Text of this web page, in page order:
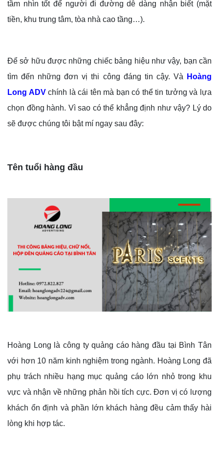
tầm nhìn tốt để người đi đường dễ dàng nhận biết (mặt
tiền, khu trung tâm, tòa nhà cao tầng…).
Để sở hữu được những chiếc bảng hiệu như vậy, bạn cần
tìm đến những đơn vị thi công đáng tin cậy. Và
Hoàng
Long ADVchính là cái tên mà bạn có thể tin tưởng và lựa
chọn đồng hành. Vì sao có thể khẳng định như vậy? Lý do
sẽ được chúng tôi bật mí ngay sau đây:
Tên tuổi hàng đầu
Hoàng Long là công ty quảng cáo hàng đầu tại Bình Tân
với hơn 10 năm kinh nghiệm trong ngành. Hoàng Long đã
phụ trách nhiều hạng mục quảng cáo lớn nhỏ trong khu
vực và nhận về những phản hồi tích cực. Đơn vị có lượng
khách ổn định và phần lớn khách hàng đều cảm thấy hài
lòng khi hợp tác.